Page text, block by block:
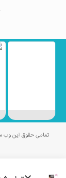
تمامی حقوق این وب